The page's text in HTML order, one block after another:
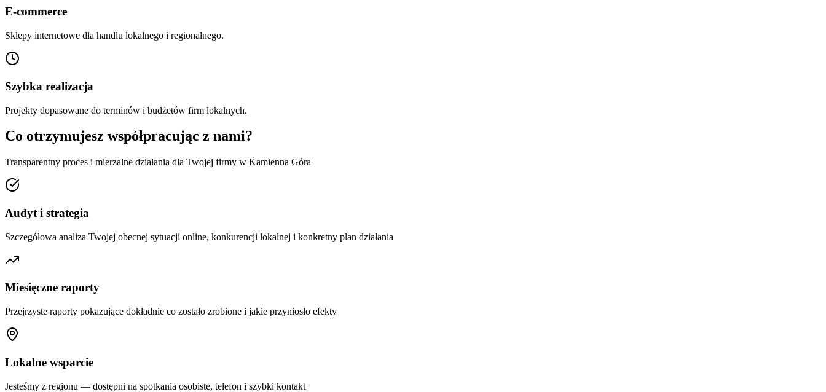
E-commerce
Sklepy internetowe dla handlu lokalnego i regionalnego.
Szybka realizacja
Projekty dopasowane do terminów i budżetów firm lokalnych.
Co otrzymujesz współpracując z nami?
Transparentny proces i mierzalne działania dla Twojej firmy w Kamienna Góra
Audyt i strategia
Szczegółowa analiza Twojej obecnej sytuacji online, konkurencji lokalnej i konkretny plan działania
Miesięczne raporty
Przejrzyste raporty pokazujące dokładnie co zostało zrobione i jakie przyniosło efekty
Lokalne wsparcie
Jesteśmy z regionu — dostępni na spotkania osobiste, telefon i szybki kontakt